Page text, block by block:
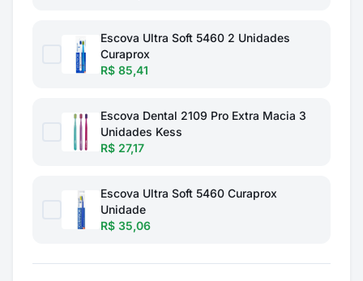
Escova Ultra Soft 5460 2 Unidades
Curaprox
R$ 85,41
Escova Dental 2109 Pro Extra Macia 3
Unidades Kess
R$ 27,17
Escova Ultra Soft 5460 Curaprox
Unidade
R$ 35,06